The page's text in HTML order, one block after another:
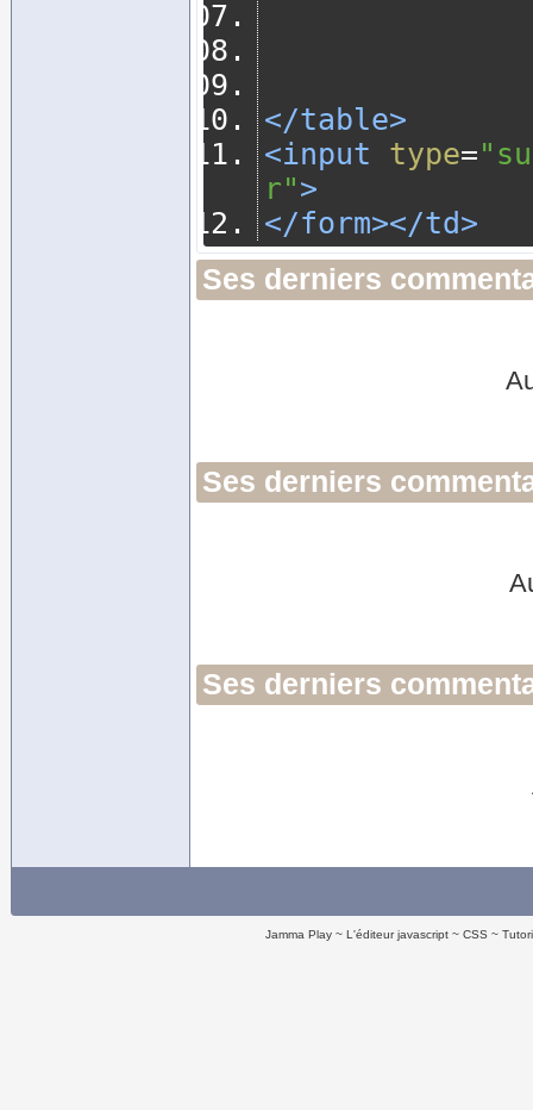
</table>
<input
type=
r">
</form></td>
Ses derniers
Ses derniers
Ses derniers
Jamma Play L'éditeur javascript CSS